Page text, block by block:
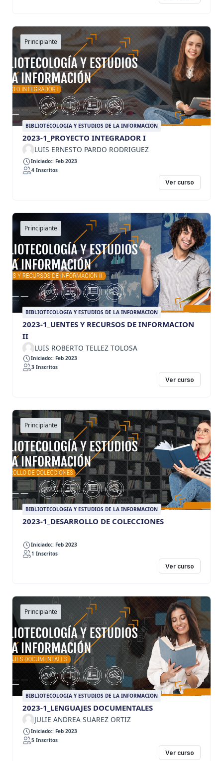
Principiante
BIBLIOTECOLOGIA Y ESTUDIOS DE LA INFORMACION
2023-1_PROYECTO INTEGRADOR I
LUIS ERNESTO PARDO RODRIGUEZ
Iniciado:: Feb 2023
4 Inscritos
Ver curso
Principiante
BIBLIOTECOLOGIA Y ESTUDIOS DE LA INFORMACION
2023-1_UENTES Y RECURSOS DE INFORMACION
II
LUIS ROBERTO TELLEZ TOLOSA
Iniciado:: Feb 2023
3 Inscritos
Ver curso
Principiante
BIBLIOTECOLOGIA Y ESTUDIOS DE LA INFORMACION
2023-1_DESARROLLO DE COLECCIONES
Iniciado:: Feb 2023
1 Inscritos
Ver curso
Principiante
BIBLIOTECOLOGIA Y ESTUDIOS DE LA INFORMACION
2023-1_LENGUAJES DOCUMENTALES
JULIE ANDREA SUAREZ ORTIZ
Iniciado:: Feb 2023
5 Inscritos
Ver curso